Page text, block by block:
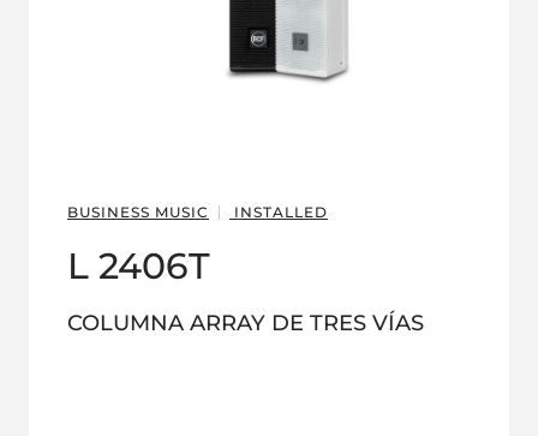
BUSINESS MUSIC INSTALLED
L 2406T
COLUMNA ARRAY DE TRES VÍAS